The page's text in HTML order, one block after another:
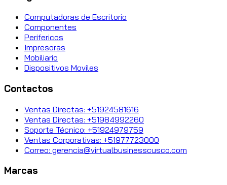
Computadoras de Escritorio
Componentes
Perifericos
Impresoras
Mobiliario
Dispositivos Moviles
Contactos
Ventas Directas: +51924581616
Ventas Directas: +51984992260
Soporte Técnico: +51924979759
Ventas Corporativas: +51977723000
Correo: gerencia@virtualbusinesscusco.com
Marcas